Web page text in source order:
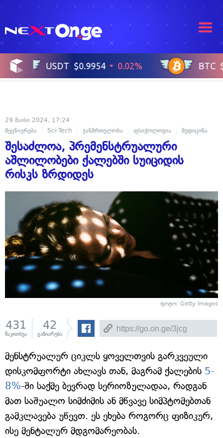
29 მაისი 2024, 17:24
მეცნიერება
Sci-Tech ჯანმრთელობა ფსიქოლოგია მედიცინა
შესაძლოა, პრემენსტრუალური
აშლილობები ქალებში სუიციდის
რისკს ზრდიდეს
ფოტო: Getty Images
431
წაკითხვა
42
გაზიარება
მენსტრუალურ ციკლს ყოველთვის გარკვეული
დისკომფორტი ახლავს თან, მაგრამ ქალების 5-
8%-ში საქმე ბევრად სერიოზულადაა, რადგან
მათ საშუალო სიმძიმის ან მწვავე სიმპტომებთან
გამკლავება უწევთ. ეს ეხება როგორც ფიზიკურ,
ისე მენტალურ მდგომარეობას.